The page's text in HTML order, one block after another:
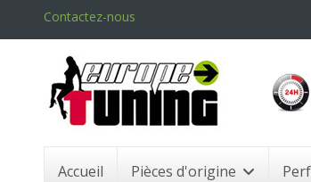
Contactez-nous
Accueil Pièces d'origine